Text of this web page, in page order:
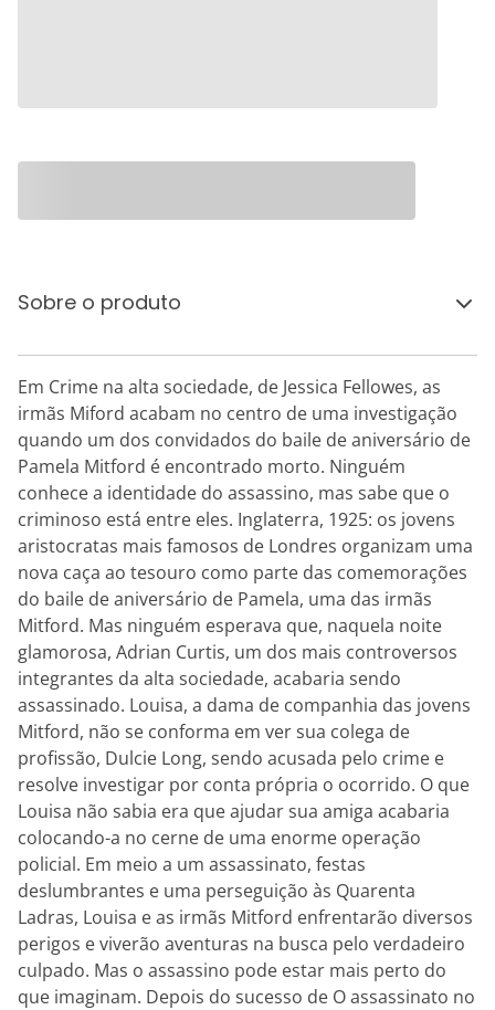
Sobre o produto
Em Crime na alta sociedade, de Jessica Fellowes, as
irmãs Miford acabam no centro de uma investigação
quando um dos convidados do baile de aniversário de
Pamela Mitford é encontrado morto. Ninguém
conhece a identidade do assassino, mas sabe que o
criminoso está entre eles. Inglaterra, 1925: os jovens
aristocratas mais famosos de Londres organizam uma
nova caça ao tesouro como parte das comemorações
do baile de aniversário de Pamela, uma das irmãs
Mitford. Mas ninguém esperava que, naquela noite
glamorosa, Adrian Curtis, um dos mais controversos
integrantes da alta sociedade, acabaria sendo
assassinado. Louisa, a dama de companhia das jovens
Mitford, não se conforma em ver sua colega de
profissão, Dulcie Long, sendo acusada pelo crime e
resolve investigar por conta própria o ocorrido. O que
Louisa não sabia era que ajudar sua amiga acabaria
colocando-a no cerne de uma enorme operação
policial. Em meio a um assassinato, festas
deslumbrantes e uma perseguição às Quarenta
Ladras, Louisa e as irmãs Mitford enfrentarão diversos
perigos e viverão aventuras na busca pelo verdadeiro
culpado. Mas o assassino pode estar mais perto do
que imaginam. Depois do sucesso de O assassinato no